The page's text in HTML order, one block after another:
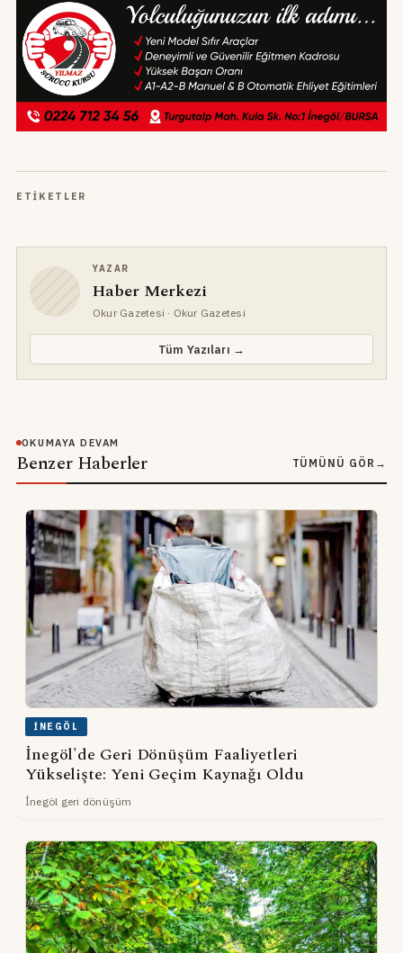
ETIKETLER
YAZAR
Haber Merkezi
Okur Gazetesi · Okur Gazetesi
Tüm Yazıları →
OKUMAYA DEVAM
Benzer Haberler TÜMÜNÜ GÖR →
İNEGÖL
İnegöl'de Geri Dönüşüm Faaliyetleri
Yükselişte: Yeni Geçim Kaynağı Oldu
İnegöl geri dönüşüm